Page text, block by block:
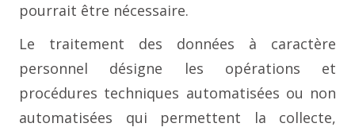
pourrait être nécessaire.
Le traitement des données à caractère
personnel désigne les opérations et
procédures techniques automatisées ou non
automatisées qui permettent la collecte,